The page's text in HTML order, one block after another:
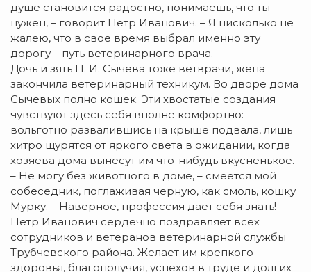
душе становится радостно, понимаешь, что ты
нужен, – говорит Петр Иванович. – Я нисколько не
жалею, что в свое время выбрал именно эту
дорогу – путь ветеринарного врача.
Дочь и зять П. И. Сычева тоже ветврачи, жена
закончила ветеринарный техникум. Во дворе дома
Сычевых полно кошек. Эти хвостатые создания
чувствуют здесь себя вполне комфортно:
вольготно развалившись на крыше подвала, лишь
хитро щурятся от яркого света в ожидании, когда
хозяева дома вынесут им что-нибудь вкусненькое.
– Не могу без животного в доме, – смеется мой
собеседник, поглаживая черную, как смоль, кошку
Мурку. – Наверное, профессия дает себя знать!
Петр Иванович сердечно поздравляет всех
сотрудников и ветеранов ветеринарной службы
Трубчевского района. Желает им крепкого
здоровья, благополучия, успехов в труде и долгих